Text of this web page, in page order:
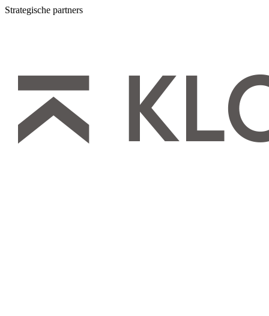
Strategische partners